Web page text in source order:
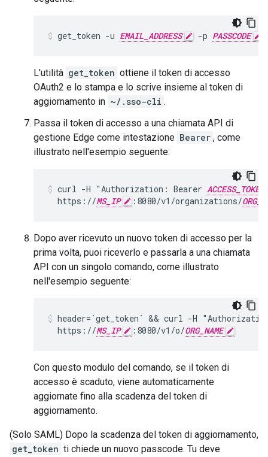
get_token -u EMAIL_ADDRESS -p PASSCODE
L'utilità get_token ottiene il token di accesso
OAuth2 e lo stampa e lo scrive insieme al token di
aggiornamento in ~/.sso-cli .
Passa il token di accesso a una chiamata API di
gestione Edge come intestazione Bearer , come
illustrato nell'esempio seguente:
curl -H "Authorization: Bearer ACCESS_TOKEN
  https://
MS_IP :8080/v1/organizations/
Dopo aver ricevuto un nuovo token di accesso per la
prima volta, puoi riceverlo e passarla a una chiamata
API con un singolo comando, come illustrato
nell'esempio seguente:
header=`get_token` && curl -H
  https://
MS_IP :8080/v1/o/ORG_NAME
Con questo modulo del comando, se il token di
accesso è scaduto, viene automaticamente
aggiornate fino alla scadenza del token di
aggiornamento.
(Solo SAML) Dopo la scadenza del token di aggiornamento,
get_token ti chiede un nuovo passcode. Tu deve